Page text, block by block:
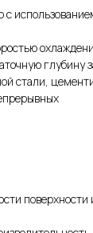
стали,